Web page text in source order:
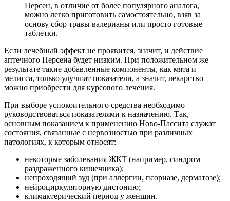
Персен, в отличие от более популярного аналога,
можно легко приготовить самостоятельно, взяв за
основу сбор травы валерианы или просто готовые
таблетки.
Если лечебный эффект не проявится, значит, и действие
аптечного Персена будет низким. При положительном же
результате такие добавленные компоненты, как мята и
мелисса, только улучшат показатели, а значит, лекарство
можно приобрести для курсового лечения.
При выборе успокоительного средства необходимо
руководствоваться показателями к назначению. Так,
основным показанием к применению Ново-Пассита служат
состояния, связанные с нервозностью при различных
патологиях, к которым относят:
некоторые заболевания ЖКТ (например, синдром
раздраженного кишечника);
непроходящий зуд (при аллергии, псориазе, дерматозе);
нейроциркуляторную дистонию;
климактерический период у женщин.